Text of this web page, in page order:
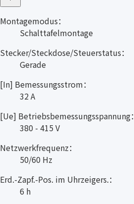
Montagemodus：
Schalttafelmontage
Stecker/Steckdose/Steuerstatus：
Gerade
[In] Bemessungsstrom：
32 A
[Ue] Betriebsbemessungsspannung：
380 - 415 V
Netzwerkfrequenz：
50/60 Hz
Erd.-Zapf.-Pos. im Uhrzeigers.：
6 h